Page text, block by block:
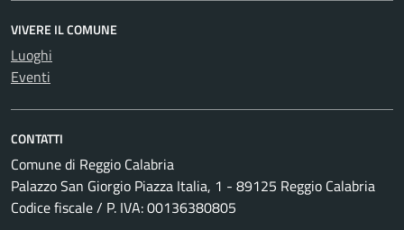
VIVERE IL COMUNE
Luoghi
Eventi
CONTATTI
Comune di Reggio Calabria
Palazzo San Giorgio Piazza Italia, 1 - 89125 Reggio Calabria
Codice fiscale / P. IVA: 00136380805